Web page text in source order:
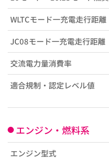
WLTCモード一充電走行距離
JC08モード一充電走行距離
交流電力量消費率
適合規制・認定レベル値
エンジン・燃料系
エンジン型式